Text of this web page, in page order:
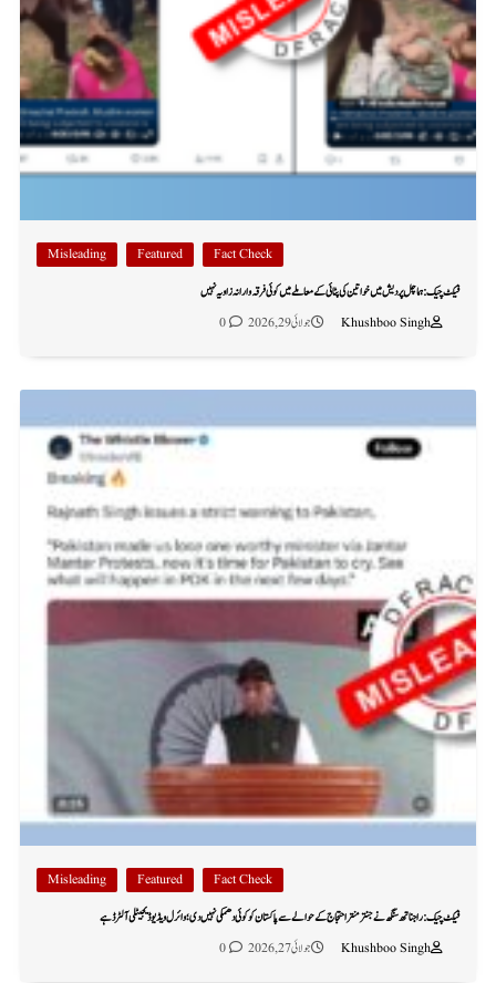
Fact Check
Featured
Misleading
فیکٹ چیک: ہماچل پردیش میں خواتین کی پٹائی کے معاملے میں کوئی فرقہ وارانہ زاویہ نہیں
Khushboo Singh
جولائی 29, 2026 0
Fact Check
Featured
Misleading
فیکٹ چیک: راجناتھ سنگھ نے جنتر منتر احتجاج کے حوالے سے پاکستان کو کوئی دھمکی نہیں دی؛ وائرل ویڈیو ڈیجیٹلی آلٹرڈ ہے
Khushboo Singh
جولائی 27, 2026 0